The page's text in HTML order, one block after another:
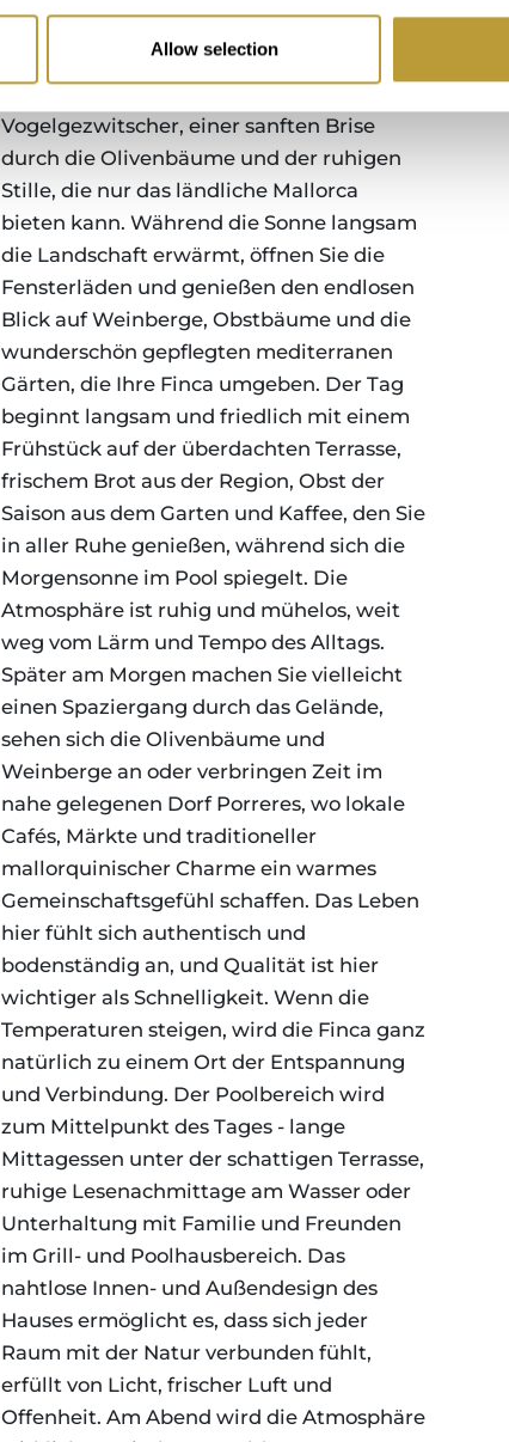
Allow selection
Morgenlicht auf, das über der Landschaft
Vogelgezwitscher, einer sanften Brise
durch die Olivenbäume und der ruhigen
Stille, die nur das ländliche Mallorca
bieten kann. Während die Sonne langsam
die Landschaft erwärmt, öffnen Sie die
Fensterläden und genießen den endlosen
Blick auf Weinberge, Obstbäume und die
wunderschön gepflegten mediterranen
Gärten, die Ihre Finca umgeben. Der Tag
beginnt langsam und friedlich mit einem
Frühstück auf der überdachten Terrasse,
frischem Brot aus der Region, Obst der
Saison aus dem Garten und Kaffee, den Sie
in aller Ruhe genießen, während sich die
Morgensonne im Pool spiegelt. Die
Atmosphäre ist ruhig und mühelos, weit
weg vom Lärm und Tempo des Alltags.
Später am Morgen machen Sie vielleicht
einen Spaziergang durch das Gelände,
sehen sich die Olivenbäume und
Weinberge an oder verbringen Zeit im
nahe gelegenen Dorf Porreres, wo lokale
Cafés, Märkte und traditioneller
mallorquinischer Charme ein warmes
Gemeinschaftsgefühl schaffen. Das Leben
hier fühlt sich authentisch und
bodenständig an, und Qualität ist hier
wichtiger als Schnelligkeit. Wenn die
Temperaturen steigen, wird die Finca ganz
natürlich zu einem Ort der Entspannung
und Verbindung. Der Poolbereich wird
zum Mittelpunkt des Tages - lange
Mittagessen unter der schattigen Terrasse,
ruhige Lesenachmittage am Wasser oder
Unterhaltung mit Familie und Freunden
im Grill- und Poolhausbereich. Das
nahtlose Innen- und Außendesign des
Hauses ermöglicht es, dass sich jeder
Raum mit der Natur verbunden fühlt,
erfüllt von Licht, frischer Luft und
Offenheit. Am Abend wird die Atmosphäre